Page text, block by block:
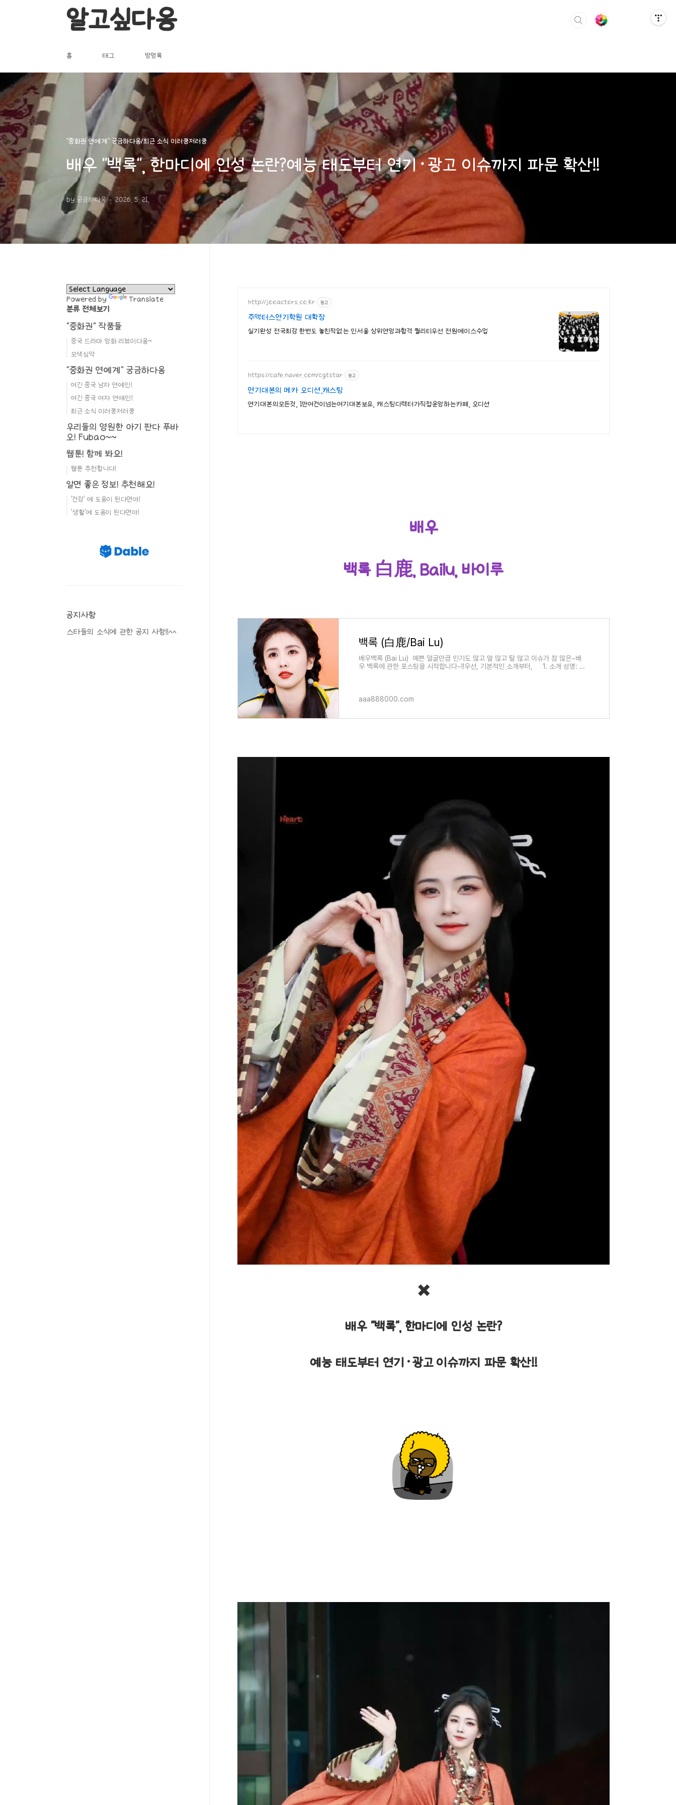
알고싶다옹
홈 태그 방명록
"중화권 연예계" 궁금하다옹/최근 소식 이러쿵저러쿵
배우 "백록", 한마디에 인성 논란?예능 태도부터 연기·광고 이슈까지 파문 확산!!
by 궁금하다옹 2026. 5. 21.
http://jooactors.co.kr 광고
주액터스연기학원 대확장
실기완성 전국최강 한번도 놓친적없는 인서울 상위연영과합격 퀄리티우선 전원에이스수업
https://cafe.naver.com/cgtstar 광고
연기대본의 메카 오디션,캐스팅
연기대본의모든것, 1만여건이넘는여기대본보유, 캐스팅디렉터가직접운영하는카페, 오디션
배우
백록 白鹿, Bailu, 바이루
백록 (白鹿/Bai Lu)
배우백록 (Bai Lu) 예쁜 얼굴만큼 인기도 많고 말 많고 탈 많고 이슈가 참 많은~배
우 백록에 관한 포스팅을 시작합니다~!!우선, 기본적인 소개부터, 1. 소개 성명: 백
aaa888000.com
✖️
배우 "백록", 한마디에 인성 논란?
예능 태도부터 연기·광고 이슈까지 파문 확산!!
Powered by Translate
분류 전체보기
"중화권" 작품들
중국 드라마 영화 리뷰이다옹~
모색심약
"중화권 연예계" 궁금하다옹
여긴 중국 남자 연예인!
여긴 중국 여자 연예인!
최근 소식 이러쿵저러쿵
우리들의 영원한 아기 판다 푸바
오! Fubao~~
웹툰! 함께 봐요!
웹툰 추천합니다!
알면 좋은 정보! 추천해요!
'건강' 에 도움이 된다면야!
'생활'에 도움이 된다면야!
공지사항
스타들의 소식에 관한 공지 사항!!^^